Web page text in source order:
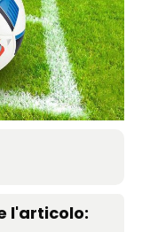
l'articolo: